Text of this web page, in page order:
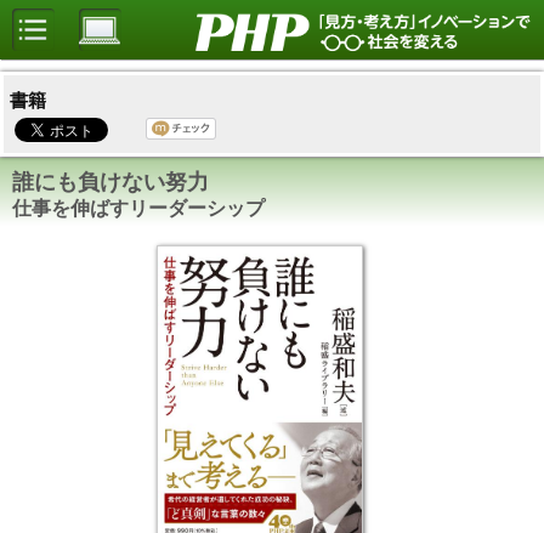
書籍
誰にも負けない努力
仕事を伸ばすリーダーシップ